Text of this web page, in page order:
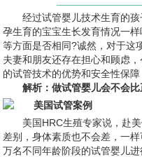
经过试管婴儿技术生育的
孕生育的宝宝生长发育情况一
等方面是否相同?诚然，对于这
夫妻和朋友还存在担心和顾虑
的试管技术的优势和安全性保障
解析：做试管婴儿会不会
美国HRC生殖专家说，赴
差别，身体素质也不会差，一
万名不同年龄阶段的试管婴儿